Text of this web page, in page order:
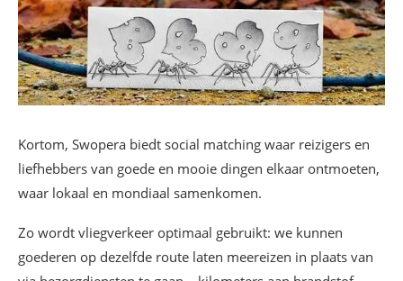
Kortom, Swopera biedt social matching waar reizigers en
liefhebbers van goede en mooie dingen elkaar ontmoeten,
waar lokaal en mondiaal samenkomen.
Zo wordt vliegverkeer optimaal gebruikt: we kunnen
goederen op dezelfde route laten meereizen in plaats van